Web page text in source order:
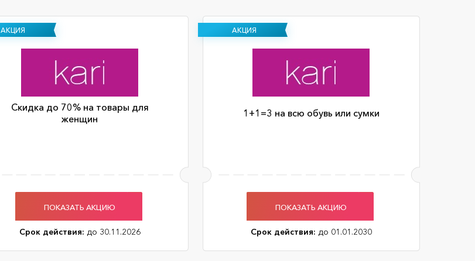
АКЦИЯ
Скидка до 70% на товары для
женщин
ПОКАЗАТЬ АКЦИЮ
Срок действия: до 30.11.2026
АКЦИЯ
1+1=3 на всю обувь или сумки
ПОКАЗАТЬ АКЦИЮ
Срок действия: до 01.01.2030